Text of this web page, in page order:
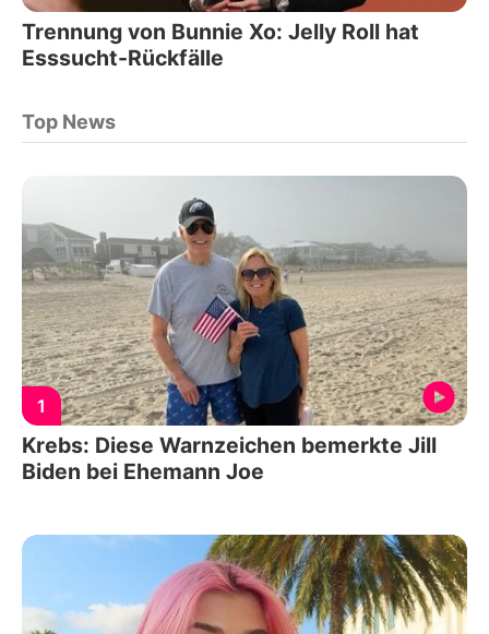
Trennung von Bunnie Xo: Jelly Roll hat
Esssucht-Rückfälle
Top News
1
Krebs: Diese Warnzeichen bemerkte Jill
Biden bei Ehemann Joe